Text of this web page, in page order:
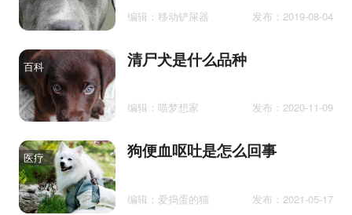
编辑：移动铲屎器 发布：2019-08-04
百科 清尸犬是什么品种
编辑：喵梦想家 发布：2020-11-09
医疗 狗便血呕吐是怎么回事
编辑：爱捣蛋的猫 发布：2021-05-17